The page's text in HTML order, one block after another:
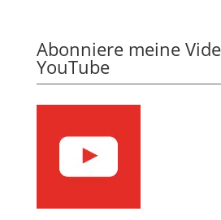
Abonniere meine
YouTube